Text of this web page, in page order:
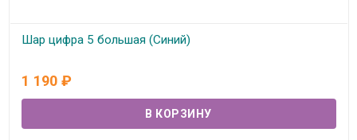
Шар цифра 5 большая (Синий)
1 190 ₽